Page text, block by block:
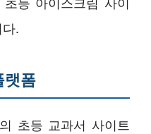
등 아이스크림 사이
.
랫폼
초등 교과서 사이트